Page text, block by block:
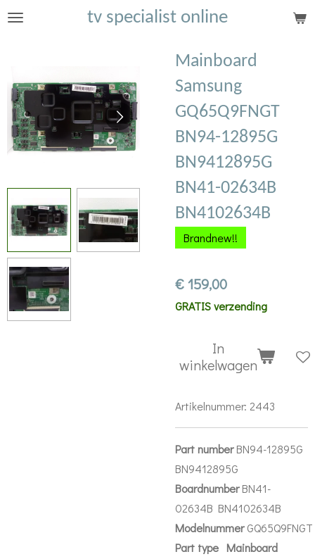
Ga
hoofdinhoud
tv specialist online
Mainboard
Samsung
GQ65Q9FNGT
BN94-12895G
BN9412895G
BN41-02634B
BN4102634B
Brandnew!!
€ 159,00
GRATIS verzending
In
winkelwagen
Artikelnummer: 2443
Part numberBN94-12895G
BN9412895G
BoardnumberBN41-
02634B BN4102634B
ModelnummerGQ65Q9FNGT
Part type Mainboard